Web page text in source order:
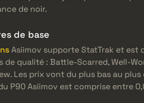
de noir.
de base
Asiimov supporte StatTrak et est
qualité : Battle-Scarred, Well-
Les prix vont du plus bas au
P90 Asiimov est comprise entre